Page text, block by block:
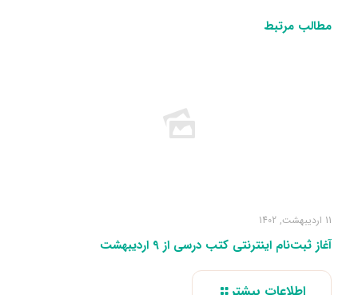
مطالب مرتبط
11 اردیبهشت, 1402
آغاز ثبت‌نام اینترنتی کتب درسی از ۹ اردیبهشت